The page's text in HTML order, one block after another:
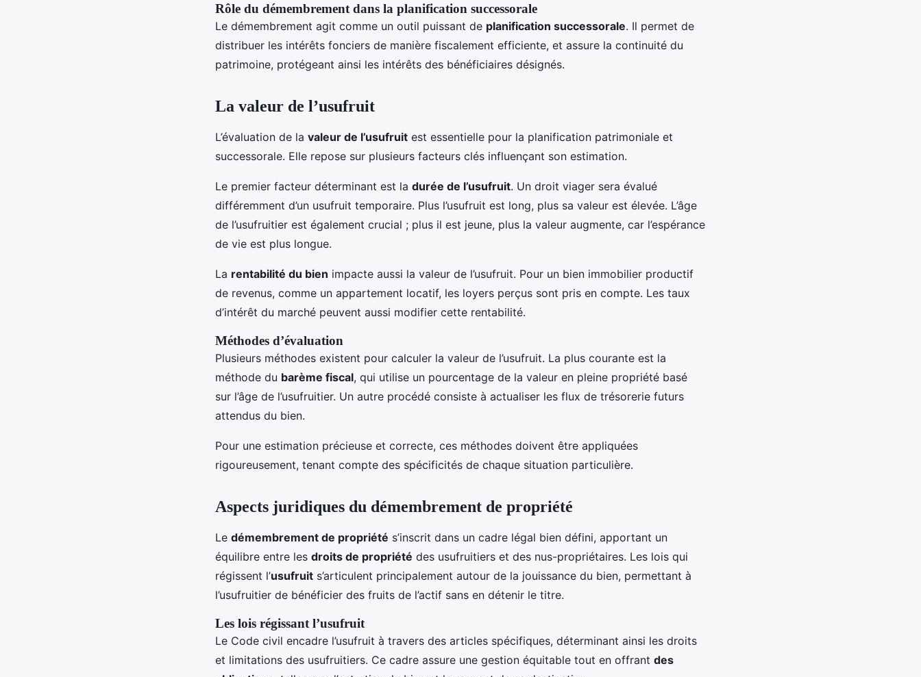
Rôle du démembrement dans la planification successorale
Le démembrement agit comme un outil puissant de planification successorale. Il permet de
distribuer les intérêts fonciers de manière fiscalement efficiente, et assure la continuité du
patrimoine, protégeant ainsi les intérêts des bénéficiaires désignés.
La valeur de l’usufruit
L’évaluation de la valeur de l’usufruit est essentielle pour la planification patrimoniale et
successorale. Elle repose sur plusieurs facteurs clés influençant son estimation.
Le premier facteur déterminant est la durée de l’usufruit. Un droit viager sera évalué
différemment d’un usufruit temporaire. Plus l’usufruit est long, plus sa valeur est élevée. L’âge
de l’usufruitier est également crucial ; plus il est jeune, plus la valeur augmente, car l’espérance
de vie est plus longue.
La rentabilité du bien impacte aussi la valeur de l’usufruit. Pour un bien immobilier productif
de revenus, comme un appartement locatif, les loyers perçus sont pris en compte. Les taux
d’intérêt du marché peuvent aussi modifier cette rentabilité.
Méthodes d’évaluation
Plusieurs méthodes existent pour calculer la valeur de l’usufruit. La plus courante est la
méthode du barème fiscal, qui utilise un pourcentage de la valeur en pleine propriété basé
sur l’âge de l’usufruitier. Un autre procédé consiste à actualiser les flux de trésorerie futurs
attendus du bien.
Pour une estimation précieuse et correcte, ces méthodes doivent être appliquées
rigoureusement, tenant compte des spécificités de chaque situation particulière.
Aspects juridiques du démembrement de propriété
Le démembrement de propriété s’inscrit dans un cadre légal bien défini, apportant un
équilibre entre les droits de propriété des usufruitiers et des nus-propriétaires. Les lois qui
régissent l’usufruit s’articulent principalement autour de la jouissance du bien, permettant à
l’usufruitier de bénéficier des fruits de l’actif sans en détenir le titre.
Les lois régissant l’usufruit
Le Code civil encadre l’usufruit à travers des articles spécifiques, déterminant ainsi les droits
et limitations des usufruitiers. Ce cadre assure une gestion équitable tout en offrant des